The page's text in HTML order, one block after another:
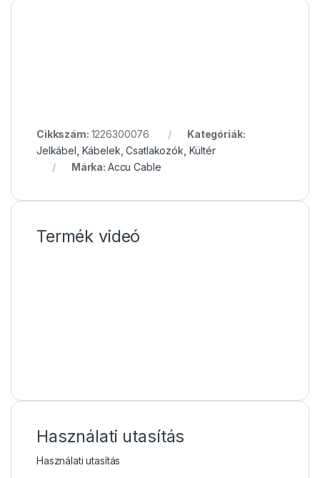
Cikkszám: 1226300076
Kategóriák:
Jelkábel Kábelek, Csatlakozók Kültér
Márka: Accu Cable
Termék videó
Használati utasítás
Használati utasítás